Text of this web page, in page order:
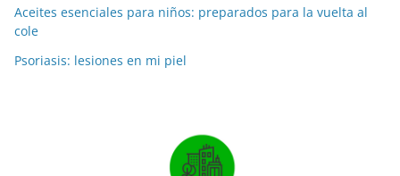
Aceites esenciales para niños: preparados para la vuelta al
cole
Psoriasis: lesiones en mi piel